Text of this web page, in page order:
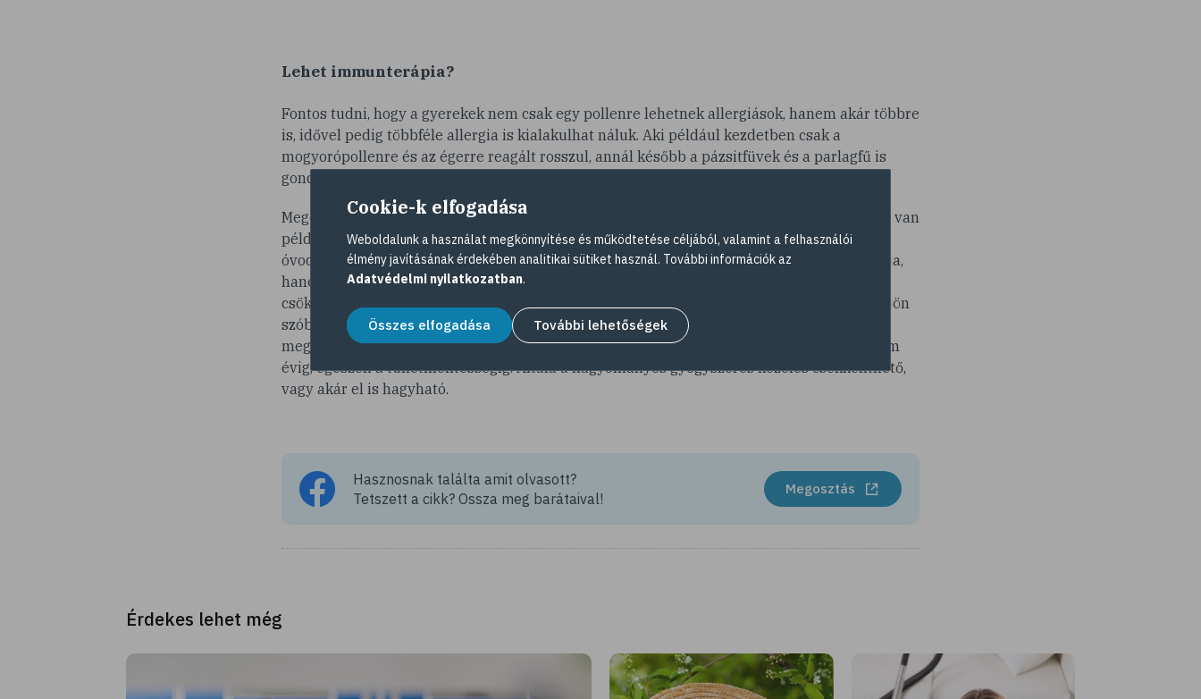
Lehet immunterápia?
Fontos tudni, hogy a gyerekek nem csak egy pollenre lehetnek allergiások, hanem akár többre
is, idővel pedig többféle allergia is kialakulhat náluk. Aki például kezdetben csak a
mogyorópollenre és az égerre reagált rosszul, annál később a pázsitfüvek és a parlagfű is
gondot okozhat. Kiválthat légúti allergiát háziporatka, állatszőr és penészgomba is.
Megesik, hogy a tünetek néhány évre eltűnnek vagy később enyhébbek lesznek, de arra is van
példa, hogy az allergiás menetelés folyamatos. Ilyenkor érdemes elgondolkodni a már
óvodásoknál is alkalmazható allergén immunterápián, ami nem csak a tüneteket csillapítja,
hanem az immunrendszer működésére is hat, segíti az újabb allergiák megelőzését,
csökkenti a szövődmények rizikóját. Ez elsősorban középsúlyos vagy súlyos panaszoknál jön
szóba, szezonális allergiánál jellemzően a pollenszezon előtt két hónappal szokták
megkezdeni. A kezelés nem hoz azonnali eredményt, folytatni kell még legalább két-három
évig, egészen a tünetmentességig. Általa a hagyományos gyógyszeres kezelés csökkenthető,
vagy akár el is hagyható.
Hasznosnak találta amit olvasott?
Tetszett a cikk? Ossza meg barátaival!
Megosztás
Érdekes lehet még
Cookie-k elfogadása
Weboldalunk a használat megkönnyítése és működtetése céljából, valamint a felhasználói
élmény javításának érdekében analitikai sütiket használ. További információk az
Adatvédelmi nyilatkozatban.
Összes elfogadása További lehetőségek